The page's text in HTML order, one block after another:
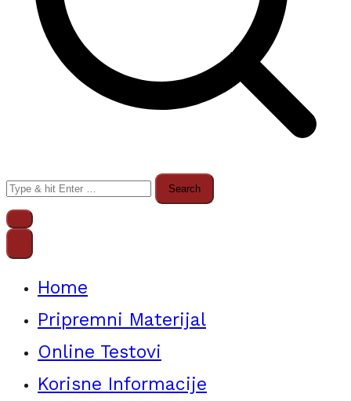
Search
Home
Pripremni Materijal
Online Testovi
Korisne Informacije